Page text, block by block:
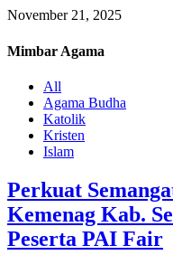
November 21, 2025
Mimbar Agama
All
Agama Budha
Katolik
Kristen
Islam
Perkuat
Kemenag Kab.
Peserta PAI Fair